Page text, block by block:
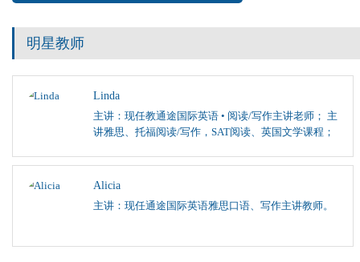
明星教师
Linda
主讲：现任教通途国际英语 • 阅读/写作主讲老师； 主
讲雅思、托福阅读/写作，SAT阅读、英国文学课程；
Alicia
主讲：现任通途国际英语雅思口语、写作主讲教师。